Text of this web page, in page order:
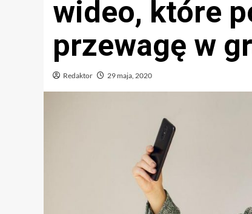
wideo, które
przewagę w
Redaktor 29 maja, 2020